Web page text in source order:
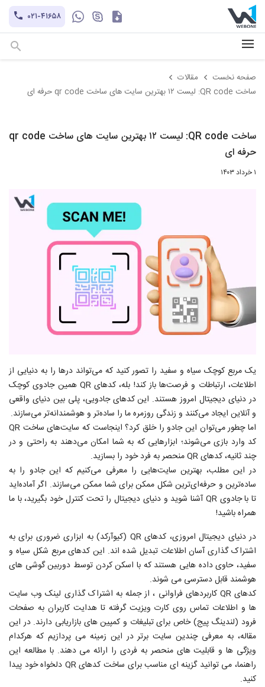
۰۲۱-۴۱۶۵۸
+۹۸-۹۳۰۲۱۲۱۱۰۱
hayatechsocial
کاتالوگ
صفحه نخست
مقالات
ساخت QR code: لیست ۱۲ بهترین سایت های ساخت qr code حرفه ای
ساخت QR code: لیست ۱۲ بهترین سایت های ساخت qr code
حرفه ای
۱ خرداد ۱۴۰۳
یک مربع کوچک سیاه و سفید را تصور کنید که می‌تواند درها را به دنیایی از
اطلاعات، ارتباطات و فرصت‌ها باز کند! بله، کدهای QR همین جادوی کوچک
در دنیای دیجیتال امروز هستند. این کدهای جادویی، پلی بین دنیای واقعی
و آنلاین ایجاد می‌کنند و زندگی روزمره ما را ساده‌تر و هوشمندانه‌تر می‌سازند.
اما چطور می‌توان این جادو را خلق کرد؟ اینجاست که سایت‌های ساخت QR
کد وارد بازی می‌شوند؛ ابزارهایی که به شما امکان می‌دهند به راحتی و در
چند ثانیه، کدهای QR منحصر به فرد خود را بسازید.
در این مطلب، بهترین سایت‌هایی را معرفی می‌کنیم که این جادو را به
ساده‌ترین و حرفه‌ای‌ترین شکل ممکن برای شما ممکن می‌سازند. اگر آماده‌اید
تا با جادوی QR آشنا شوید و دنیای دیجیتال را تحت کنترل خود بگیرید، با ما
همراه باشید!
در دنیای دیجیتال امروزی، کدهایQR (کیوآرکد) به ابزاری ضروری برای به
اشتراک گذاری آسان اطلاعات تبدیل شده اند. این کدهای مربع شکل سیاه و
سفید، حاوی داده هایی هستند که با اسکن کردن توسط دوربین گوشی های
هوشمند قابل دسترسی می شوند.
کدهایQR کاربردهای فراوانی ، از جمله به اشتراک گذاری لینک وب سایت
ها و اطلاعات تماس روی کارت ویزیت گرفته تا هدایت کاربران به صفحات
فرود (لندینگ پیج) خاص برای تبلیغات و کمپین های بازاریابی دارند. در این
مقاله، به معرفی چندین سایت برتر در این زمینه می پردازیم که هرکدام
ویژگی ها و قابلیت های منحصر به فردی را ارائه می دهند. با مطالعه این
راهنما، می توانید گزینه ای مناسب برای ساخت کدهایQR دلخواه خود پیدا
کنید.